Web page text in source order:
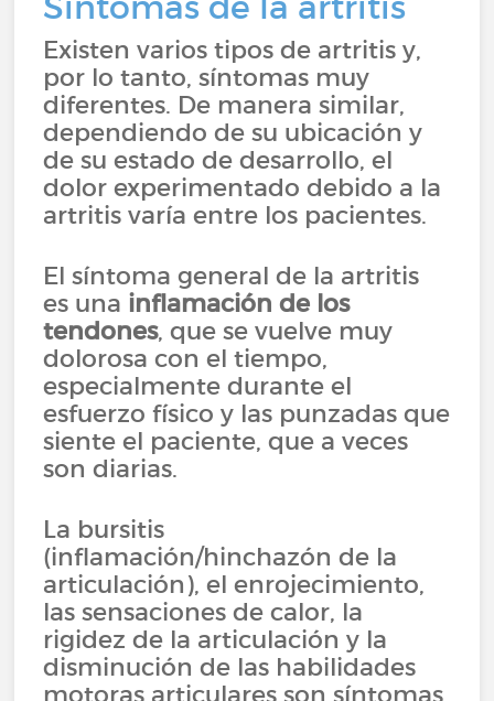
Existen varios tipos de artritis y,
por lo tanto, síntomas muy
diferentes. De manera similar,
dependiendo de su ubicación y
de su estado de desarrollo, el
dolor experimentado debido a la
artritis varía entre los pacientes.
El síntoma general de la artritis
es una inflamación de los
tendones, que se vuelve muy
dolorosa con el tiempo,
especialmente durante el
esfuerzo físico y las punzadas que
siente el paciente, que a veces
son diarias.
La bursitis
(inflamación/hinchazón de la
articulación), el enrojecimiento,
las sensaciones de calor, la
rigidez de la articulación y la
disminución de las habilidades
motoras articulares son síntomas